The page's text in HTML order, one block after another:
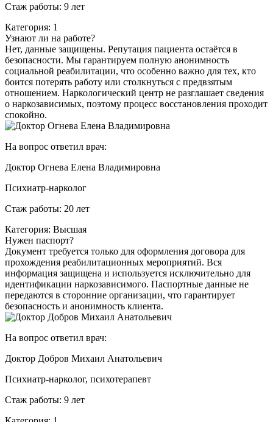
Стаж работы: 9 лет
Категория: 1
Узнают ли на работе?
Нет, данные защищены. Репутация пациента остаётся в
безопасности. Мы гарантируем полную анонимность
социальной реабилитации, что особенно важно для тех, кто
боится потерять работу или столкнуться с предвзятым
отношением. Наркологический центр не разглашает сведения
о наркозависимых, поэтому процесс восстановления проходит
спокойно.
На вопрос ответил врач:
Доктор Огнева Елена Владимировна
Психиатр-нарколог
Стаж работы: 20 лет
Категория: Высшая
Нужен паспорт?
Документ требуется только для оформления договора для
прохождения реабилитационных мероприятий. Вся
информация защищена и используется исключительно для
идентификации наркозависимого. Паспортные данные не
передаются в сторонние организации, что гарантирует
безопасность и анонимность клиента.
На вопрос ответил врач:
Доктор Добров Михаил Анатольевич
Психиатр-нарколог, психотерапевт
Стаж работы: 9 лет